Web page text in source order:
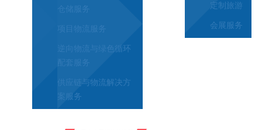
仓储服务
项目物流服务
逆向物流与绿色循环
配套服务
供应链与物流解决方
案服务
定制旅游
会展服务